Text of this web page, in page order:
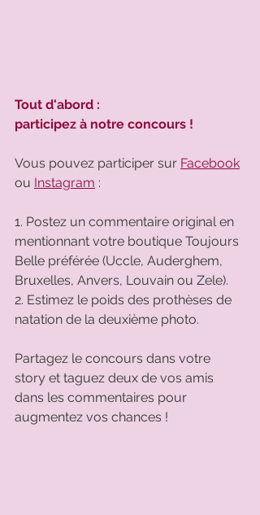
Tout d'abord :
participez à notre concours !
Vous pouvez participer sur Facebook
ou Instagram :
1. Postez un commentaire original en
mentionnant votre boutique Toujours
Belle préférée (Uccle, Auderghem,
Bruxelles, Anvers, Louvain ou Zele).
2. Estimez le poids des prothèses de
natation de la deuxième photo.
Partagez le concours dans votre
story et taguez deux de vos amis
dans les commentaires pour
augmentez vos chances !